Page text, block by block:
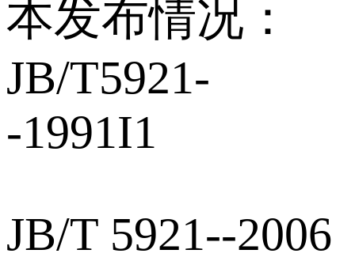
本发布情况：
JB/T5921-
-1991I1
JB/T 5921--2006